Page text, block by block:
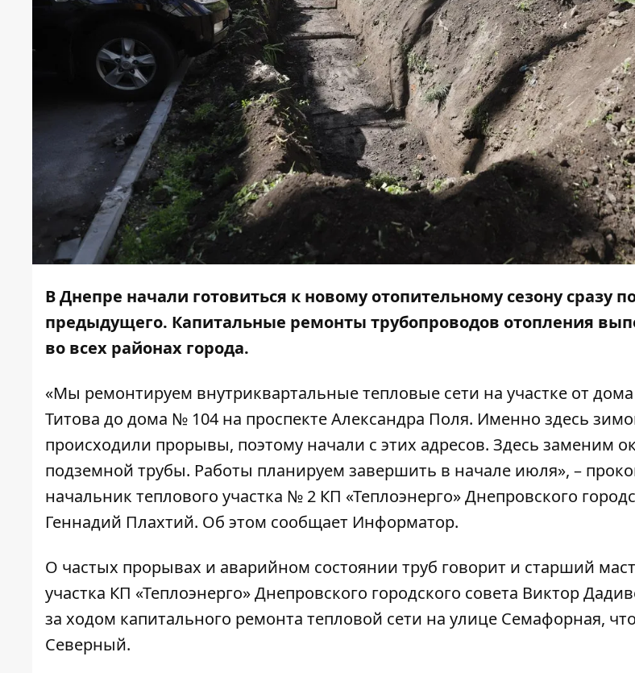
В Днепре начали готовиться к новому отопительному сезону сразу
предыдущего. Капитальные ремонты трубопроводов отопления
во всех районах города.
«Мы ремонтируем внутриквартальные тепловые сети на участке от
Титова до дома № 104 на проспекте Александра Поля. Именно здесь
происходили прорывы, поэтому начали с этих адресов. Здесь заменим
подземной трубы. Работы планируем завершить в начале июля», –
начальник теплового участка № 2 КП «Теплоэнерго» Днепровского
Геннадий Плахтий. Об этом сообщает Информатор.
О частых прорывах и аварийном состоянии труб говорит и старший
участка КП «Теплоэнерго» Днепровского городского совета Виктор
за ходом капитального ремонта тепловой сети на улице Семафорная,
Северный.